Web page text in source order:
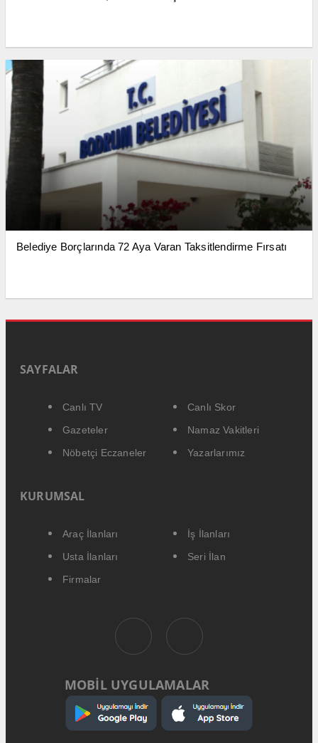
Belediye Borçlarında 72 Aya Varan Taksitlendirme Fırsatı
SAYFALAR
Canlı TV
Canlı Skor
Gazeteler
Namaz Vakitleri
Nöbetçi Eczaneler
Yazarlarımız
KURUMSAL
Araç İlanları
İş İlanları
Usta İlanları
Seri İlan
Firmalar
MOBİL UYGULAMALAR